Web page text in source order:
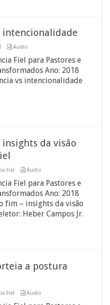
intencionalidade
Áudio
Fiel para Pastores e
Ano: 2018
vs intencionalidade
da visão
Fiel Áudio
Fiel para Pastores e
Ano: 2018
fim – insights da visão
Heber Campos Jr.
a postura
Fiel Áudio